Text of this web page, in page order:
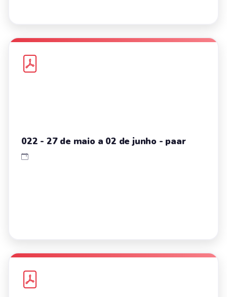
022 - 27 de maio a 02 de junho - paar